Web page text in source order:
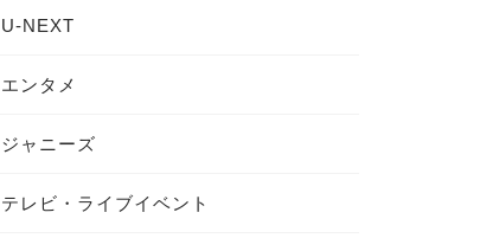
U-NEXT
エンタメ
ジャニーズ
テレビ・ライブイベント